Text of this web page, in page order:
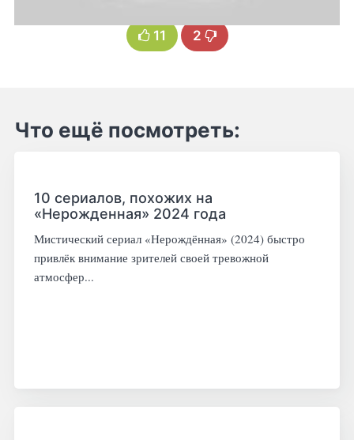
11 2
Что ещё посмотреть:
10 сериалов, похожих на
«Нерожденная» 2024 года
Мистический сериал «Нерождённая» (2024) быстро
привлёк внимание зрителей своей тревожной
атмосфер...